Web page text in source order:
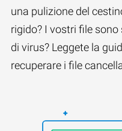
una pulizione del
rigido? I vostri file
di virus? Leggete la
recuperare i file